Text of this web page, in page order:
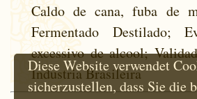
Caldo de cana, fuba de
Fermentado Destilado;
excessivo de alcool;
Industria Brasileira
Diese Website verwendet
sicherzustellen, dass Sie die